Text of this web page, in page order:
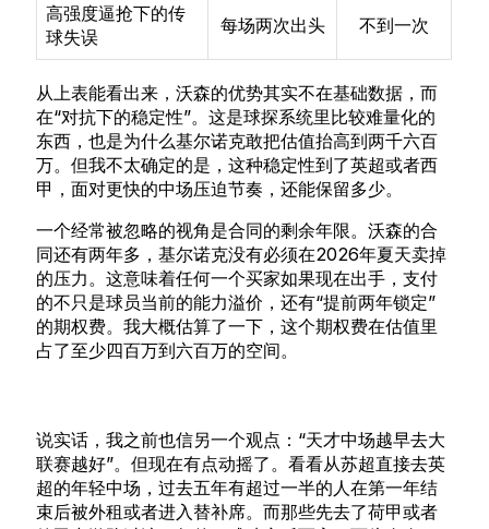
高强度逼抢下的传
球失误
每场两次出头 不到一次
从上表能看出来，沃森的优势其实不在基础数据，而
在“对抗下的稳定性”。这是球探系统里比较难量化的
东西，也是为什么基尔诺克敢把估值抬高到两千六百
万。但我不太确定的是，这种稳定性到了英超或者西
甲，面对更快的中场压迫节奏，还能保留多少。
一个经常被忽略的视角是合同的剩余年限。沃森的合
同还有两年多，基尔诺克没有必须在2026年夏天卖掉
的压力。这意味着任何一个买家如果现在出手，支付
的不只是球员当前的能力溢价，还有“提前两年锁定”
的期权费。我大概估算了一下，这个期权费在估值里
占了至少四百万到六百万的空间。
说实话，我之前也信另一个观点：“天才中场越早去大
联赛越好”。但现在有点动摇了。看看从苏超直接去英
超的年轻中场，过去五年有超过一半的人在第一年结
束后被外租或者进入替补席。而那些先去了荷甲或者